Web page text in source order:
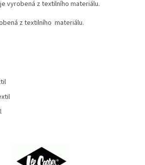
vyrobená z textilního materiálu.
z textilního materiálu.